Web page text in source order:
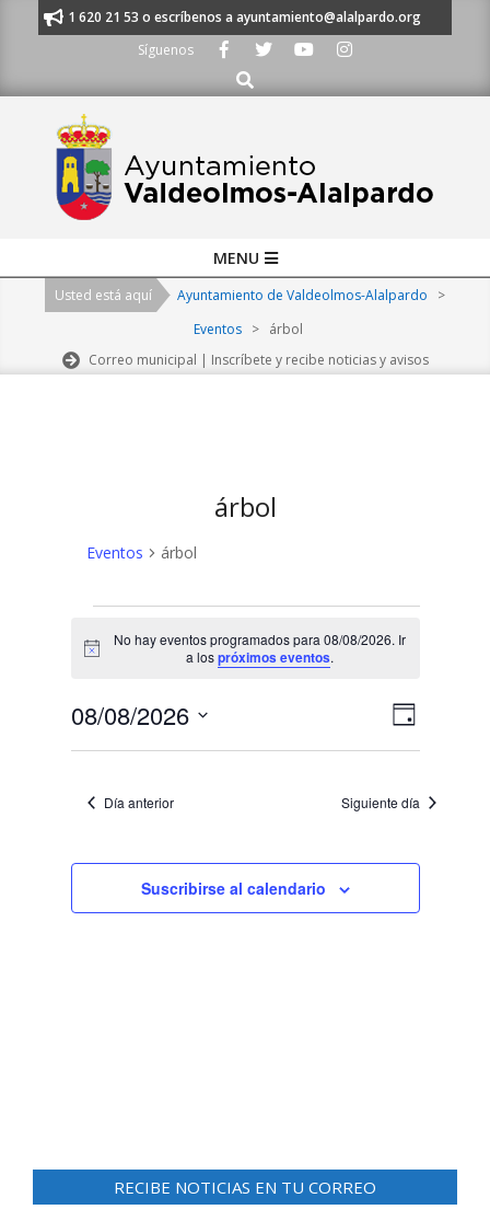
al 91 620 21 53 o escríbenos a ayuntamiento@alalpardo.org
Síguenos
Buscar
Navigation
MENU
Usted está aquí Ayuntamiento de Valdeolmos-Alalpardo
>
Eventos > árbol
Correo municipal | Inscríbete y recibe noticias y avisos
árbol
Eventos árbol
en
08/08/2026
Aviso
No hay eventos programados para 08/08/2026. Ir
a lospróximos eventos.
N
a
v
g
a
v
i
N
e
i
a
Día
08/08/2026
Día anterior Siguiente día
Suscribirse al calendario
RECIBE NOTICIAS EN TU CORREO